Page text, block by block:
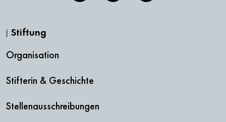
Stiftung
Organisation
Stifterin & Geschichte
Stellenausschreibungen